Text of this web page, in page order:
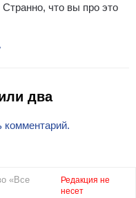
Странно, что вы про это
два
комментарий.
«Все
Редакция не
несет